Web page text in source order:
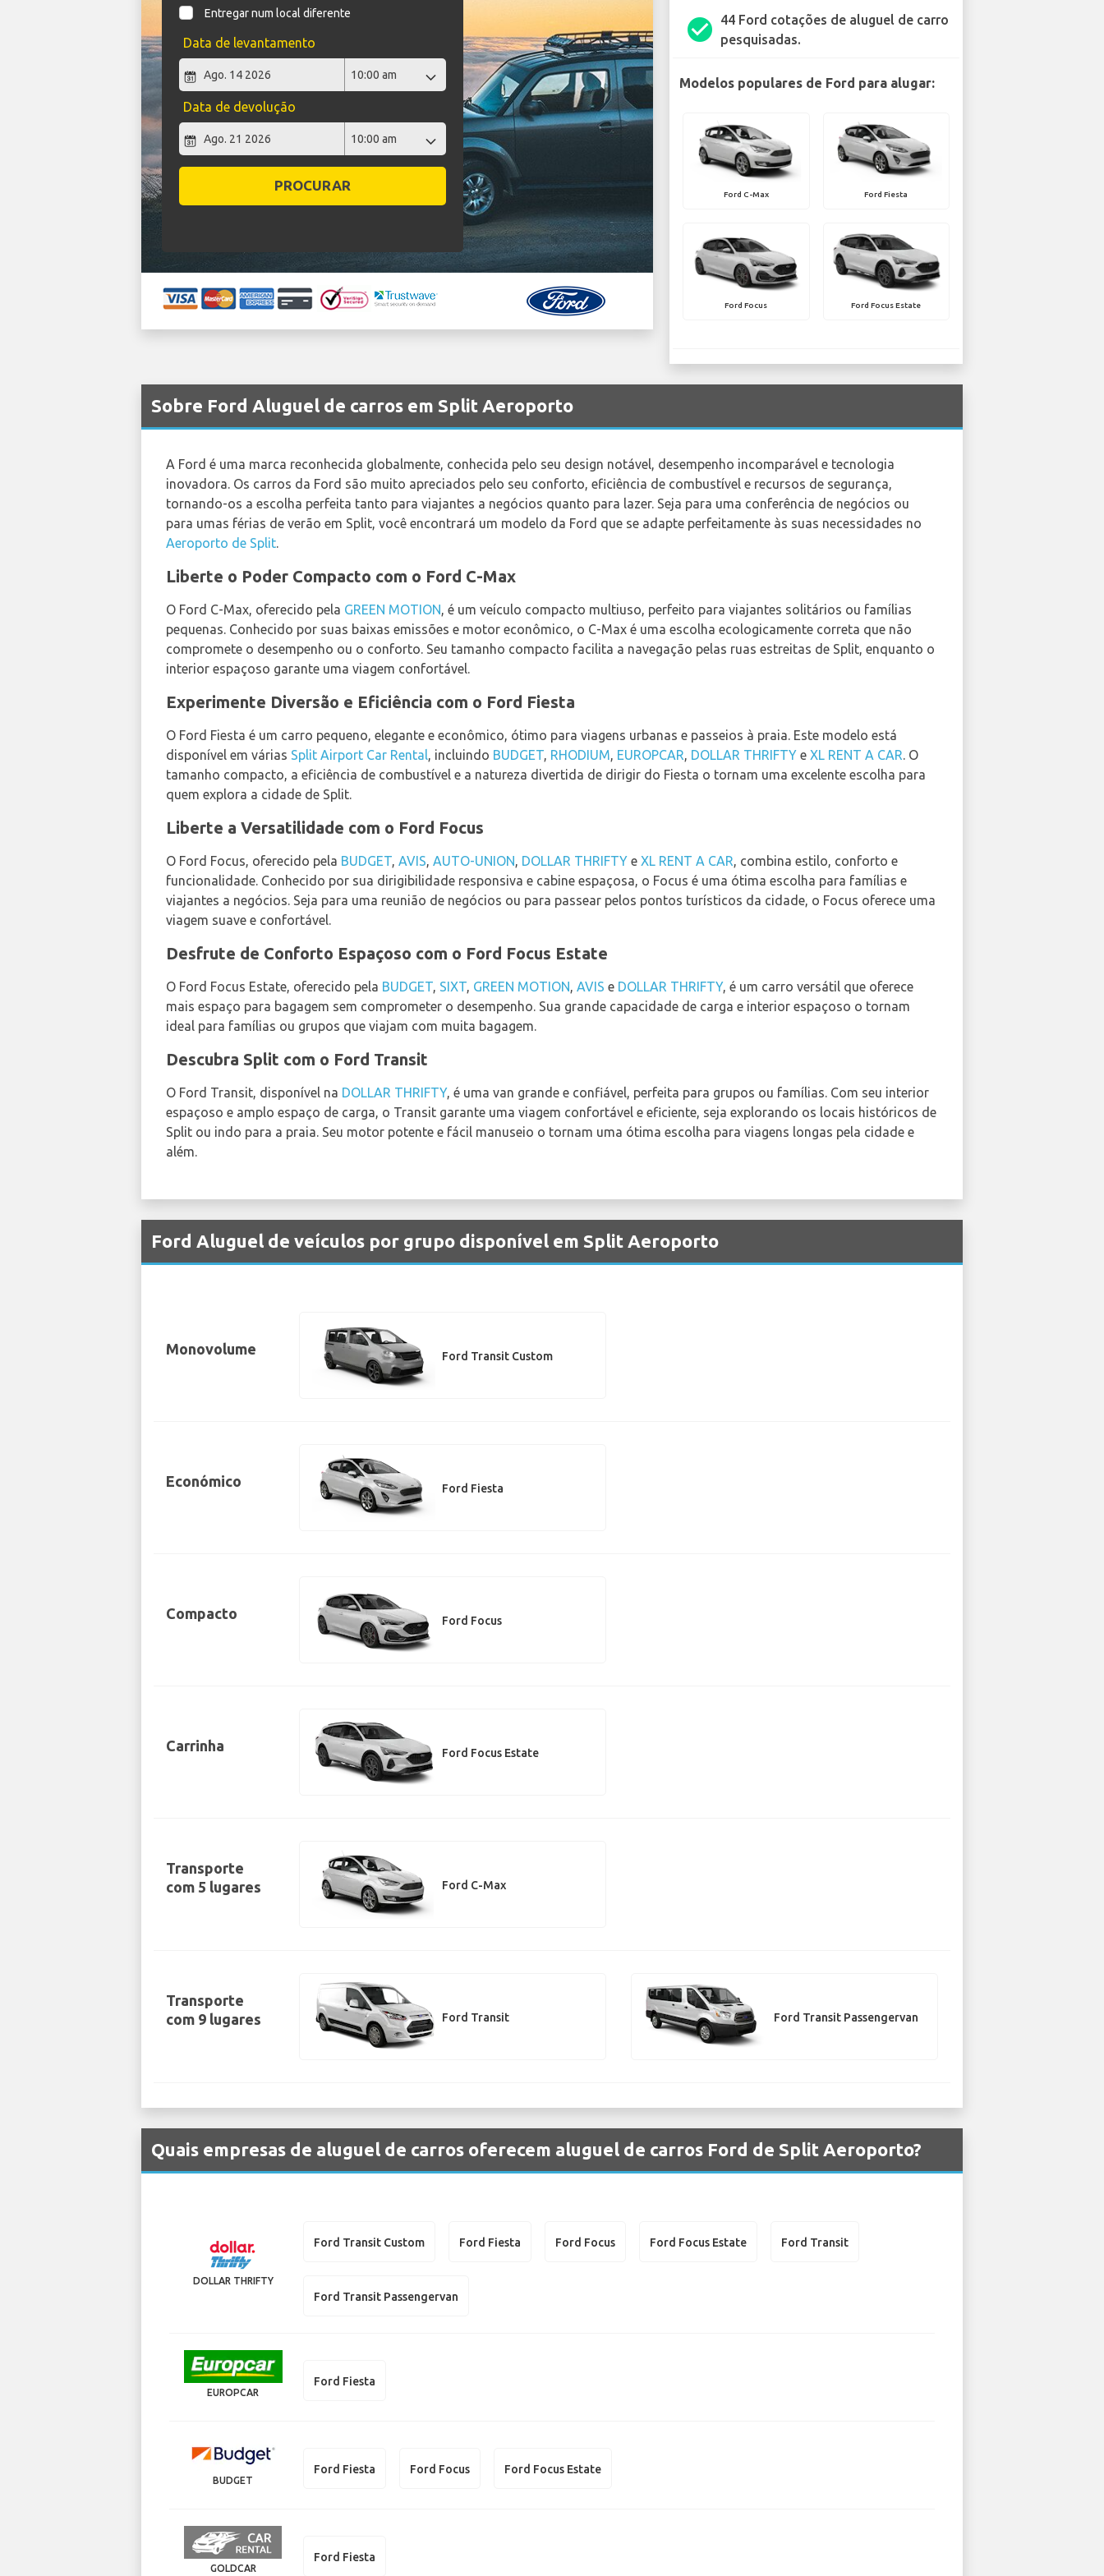
Entregar num local diferente
Data de levantamento
Data de devolução
PROCURAR
check_circle
44 Ford cotações de aluguel de carro
pesquisadas.
Modelos populares de Ford para alugar:
Ford C-Max Ford Fiesta
Ford Focus Ford Focus Estate
Sobre Ford Aluguel de carros em Split Aeroporto
A Ford é uma marca reconhecida globalmente, conhecida pelo seu design notável, desempenho incomparável e tecnologia
inovadora. Os carros da Ford são muito apreciados pelo seu conforto, eficiência de combustível e recursos de segurança,
tornando-os a escolha perfeita tanto para viajantes a negócios quanto para lazer. Seja para uma conferência de negócios ou
para umas férias de verão em Split, você encontrará um modelo da Ford que se adapte perfeitamente às suas necessidades no
Aeroporto de Split.
Liberte o Poder Compacto com o Ford C-Max
O Ford C-Max, oferecido pela GREEN MOTION, é um veículo compacto multiuso, perfeito para viajantes solitários ou famílias
pequenas. Conhecido por suas baixas emissões e motor econômico, o C-Max é uma escolha ecologicamente correta que não
compromete o desempenho ou o conforto. Seu tamanho compacto facilita a navegação pelas ruas estreitas de Split, enquanto o
interior espaçoso garante uma viagem confortável.
Experimente Diversão e Eficiência com o Ford Fiesta
O Ford Fiesta é um carro pequeno, elegante e econômico, ótimo para viagens urbanas e passeios à praia. Este modelo está
disponível em várias Split Airport Car Rental, incluindo BUDGET, RHODIUM, EUROPCAR, DOLLAR THRIFTY e XL RENT A CAR. O
tamanho compacto, a eficiência de combustível e a natureza divertida de dirigir do Fiesta o tornam uma excelente escolha para
quem explora a cidade de Split.
Liberte a Versatilidade com o Ford Focus
O Ford Focus, oferecido pela BUDGET, AVIS, AUTO-UNION, DOLLAR THRIFTY e XL RENT A CAR, combina estilo, conforto e
funcionalidade. Conhecido por sua dirigibilidade responsiva e cabine espaçosa, o Focus é uma ótima escolha para famílias e
viajantes a negócios. Seja para uma reunião de negócios ou para passear pelos pontos turísticos da cidade, o Focus oferece uma
viagem suave e confortável.
Desfrute de Conforto Espaçoso com o Ford Focus Estate
O Ford Focus Estate, oferecido pela BUDGET, SIXT, GREEN MOTION, AVIS e DOLLAR THRIFTY, é um carro versátil que oferece
mais espaço para bagagem sem comprometer o desempenho. Sua grande capacidade de carga e interior espaçoso o tornam
ideal para famílias ou grupos que viajam com muita bagagem.
Descubra Split com o Ford Transit
O Ford Transit, disponível na DOLLAR THRIFTY, é uma van grande e confiável, perfeita para grupos ou famílias. Com seu interior
espaçoso e amplo espaço de carga, o Transit garante uma viagem confortável e eficiente, seja explorando os locais históricos de
Split ou indo para a praia. Seu motor potente e fácil manuseio o tornam uma ótima escolha para viagens longas pela cidade e
além.
Ford Aluguel de veículos por grupo disponível em Split Aeroporto
Monovolume Ford Transit Custom
Económico Ford Fiesta
Compacto Ford Focus
Carrinha Ford Focus Estate
Transporte
com 5 lugares
Ford C-Max
Transporte
com 9 lugares
Ford Transit Ford Transit Passengervan
Quais empresas de aluguel de carros oferecem aluguel de carros Ford de Split Aeroporto?
DOLLAR THRIFTY
Ford Transit Custom Ford Fiesta Ford Focus Ford Focus Estate Ford Transit
Ford Transit Passengervan
EUROPCAR
Ford Fiesta
BUDGET
Ford Fiesta Ford Focus Ford Focus Estate
GOLDCAR
Ford Fiesta